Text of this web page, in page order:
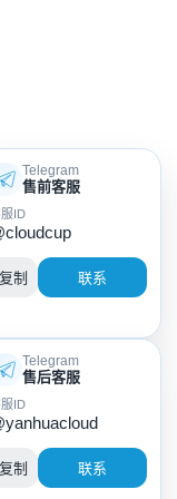
Telegram
售前客服
ID
复制 联系
Telegram
售后客服
ID
复制 联系